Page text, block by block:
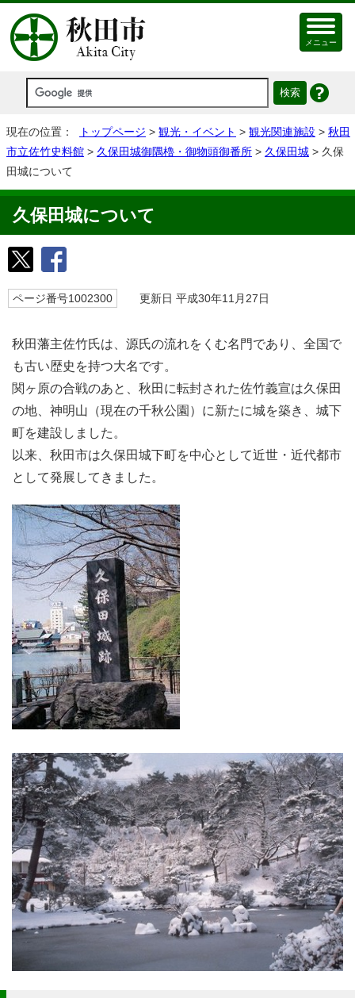
メニュー
現在の位置： トップページ > 観光・イベント > 観光関連施設 > 秋田
市立佐竹史料館 > 久保田城御隅櫓・御物頭御番所 > 久保田城 > 久保
田城について
久保田城について
ページ番号1002300 更新日 平成30年11月27日
秋田藩主佐竹氏は、源氏の流れをくむ名門であり、全国で
も古い歴史を持つ大名です。
関ヶ原の合戦のあと、秋田に転封された佐竹義宣は久保田
の地、神明山（現在の千秋公園）に新たに城を築き、城下
町を建設しました。
以来、秋田市は久保田城下町を中心として近世・近代都市
として発展してきました。